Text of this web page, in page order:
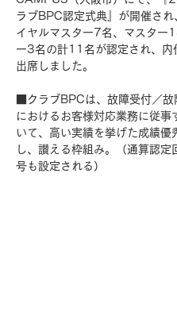
ラブBPC認定式典』が開催され
イヤルマスター7名、マスター
ー3名の計11名が認定され、内
出席しました。
■クラブBPCは、故障受付／故
におけるお客様対応業務に従事
いて、高い実績を挙げた成績優
し、讃える枠組み。（通算認定
号も設定される）